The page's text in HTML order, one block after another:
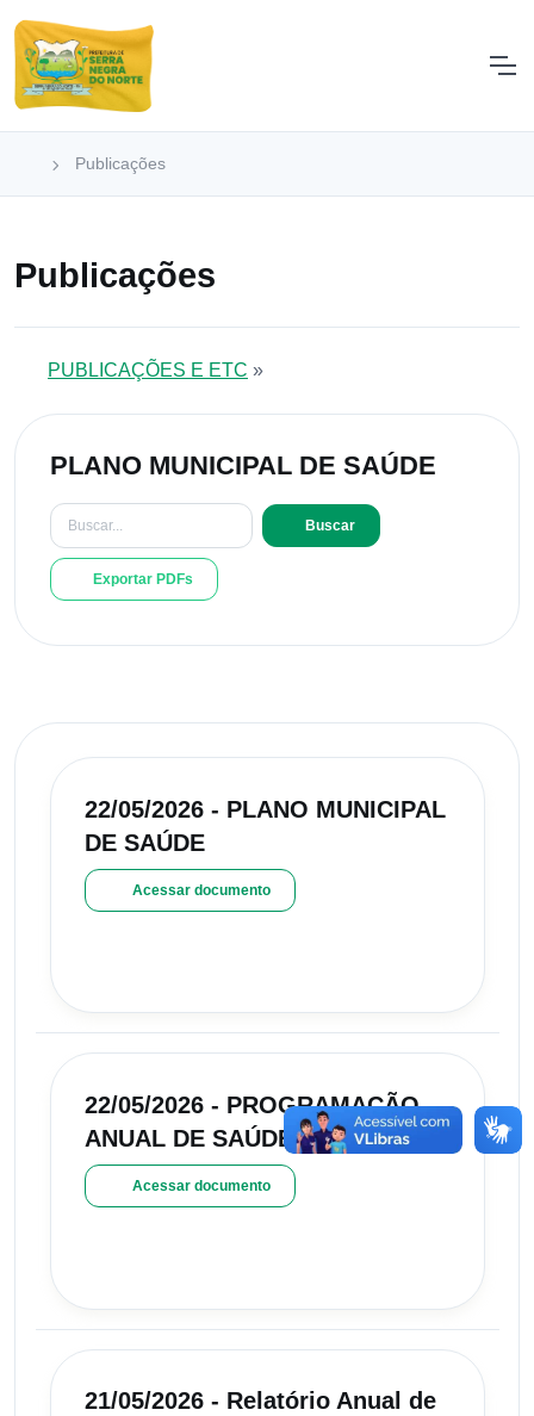
Publicações
Publicações
PUBLICAÇÕES E ETC »
PLANO MUNICIPAL DE SAÚDE
Buscar
Exportar PDFs
22/05/2026 - PLANO MUNICIPAL
DE SAÚDE
Acessar documento
22/05/2026 - PROGRAMAÇÃO
ANUAL DE SAÚDE (PAS) 2026
Acessar documento
21/05/2026 - Relatório Anual de